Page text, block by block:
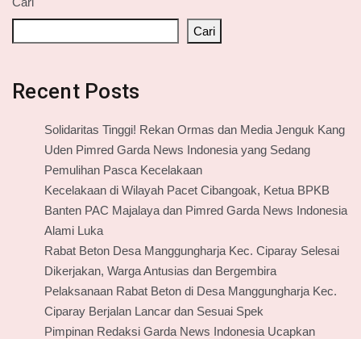
Cari
Recent Posts
Solidaritas Tinggi! Rekan Ormas dan Media Jenguk Kang
Uden Pimred Garda News Indonesia yang Sedang
Pemulihan Pasca Kecelakaan
Kecelakaan di Wilayah Pacet Cibangoak, Ketua BPKB
Banten PAC Majalaya dan Pimred Garda News Indonesia
Alami Luka
Rabat Beton Desa Manggungharja Kec. Ciparay Selesai
Dikerjakan, Warga Antusias dan Bergembira
Pelaksanaan Rabat Beton di Desa Manggungharja Kec.
Ciparay Berjalan Lancar dan Sesuai Spek
Pimpinan Redaksi Garda News Indonesia Ucapkan